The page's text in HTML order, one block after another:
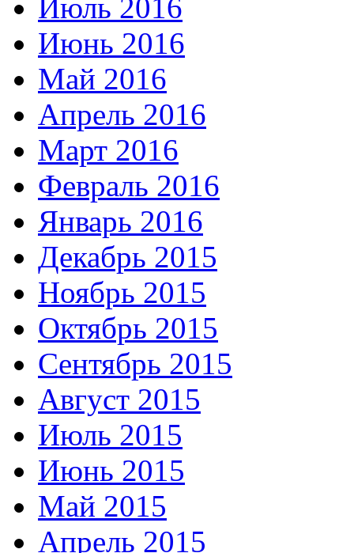
Июль 2016
Июнь 2016
Май 2016
Апрель 2016
Март 2016
Февраль 2016
Январь 2016
Декабрь 2015
Ноябрь 2015
Октябрь 2015
Сентябрь 2015
Август 2015
Июль 2015
Июнь 2015
Май 2015
Апрель 2015